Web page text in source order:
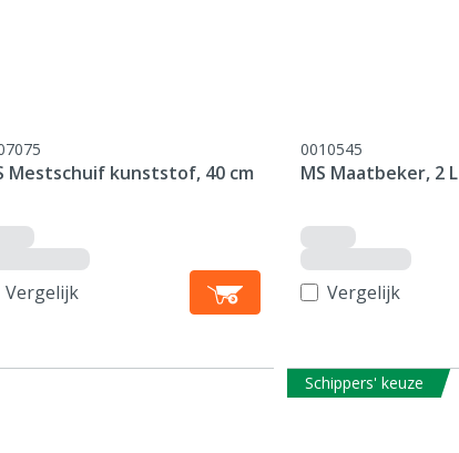
Mestschuif kunststof, 40 cm
Vergelijk
0010545
MS Maatbeker, 2 L
Vergelijk
Schippers' keuze